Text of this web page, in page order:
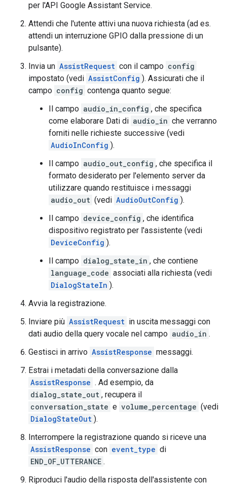
per l'API Google Assistant Service.
Attendi che l'utente attivi una nuova richiesta (ad es.
attendi un interruzione GPIO dalla pressione di un
pulsante).
Invia un AssistRequest con il campo config
impostato (vedi AssistConfig ). Assicurati che il
campo config contenga quanto segue:
Il campo audio_in_config , che specifica
come elaborare Dati di audio_in che verranno
forniti nelle richieste successive (vedi
AudioInConfig ).
Il campo audio_out_config , che specifica il
formato desiderato per l'elemento server da
utilizzare quando restituisce i messaggi
audio_out (vedi AudioOutConfig ).
Il campo device_config , che identifica
dispositivo registrato per l'assistente (vedi
DeviceConfig ).
Il campo dialog_state_in , che contiene
language_code associati alla richiesta (vedi
DialogStateIn ).
Avvia la registrazione.
Inviare più AssistRequest in uscita messaggi con
dati audio della query vocale nel campo audio_in .
Gestisci in arrivo AssistResponse messaggi.
Estrai i metadati della conversazione dalla
AssistResponse . Ad esempio, da
dialog_state_out , recupera il
conversation_state e volume_percentage (vedi
DialogStateOut ).
Interrompere la registrazione quando si riceve una
AssistResponse con event_type di
END_OF_UTTERANCE .
Riproduci l'audio della risposta dell'assistente con